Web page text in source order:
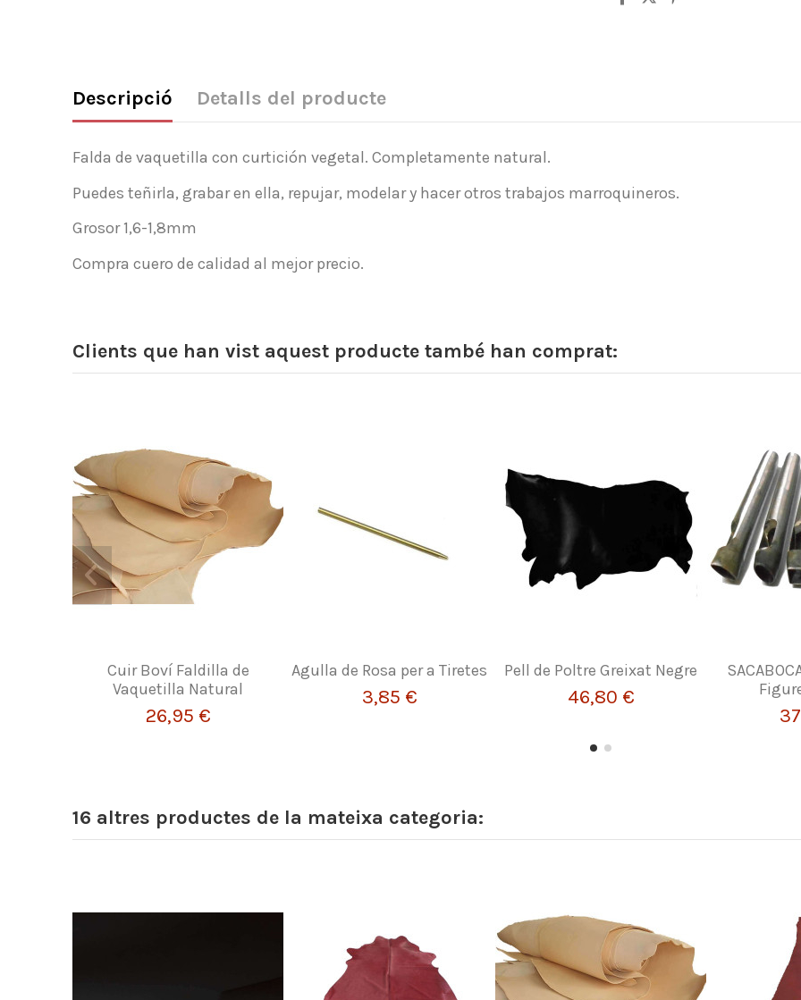
Descripció Detalls del producte
Falda de vaquetilla con curtición vegetal. Completamente natural.
Puedes teñirla, grabar en ella, repujar, modelar y hacer otros trabajos marroquineros.
Grosor 1,6-1,8mm
Compra cuero de calidad al mejor precio.
Clients que han vist aquest producte també han comprat:
Cuir Boví Faldilla de
Vaquetilla Natural
26,95 €
Agulla de Rosa per a Tiretes
3,85 €
Pell de Poltre Greixat Negre
46,80 €
16 altres productes de la mateixa categoria: